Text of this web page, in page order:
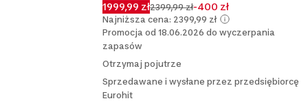
1999,99 zł2399,99 zł-400 zł
Najniższa cena: 2399,99 zł
Promocja od 18.06.2026 do wyczerpania
zapasów
Otrzymaj pojutrze
Sprzedawane i wysłane przez przedsiębiorcę
Eurohit